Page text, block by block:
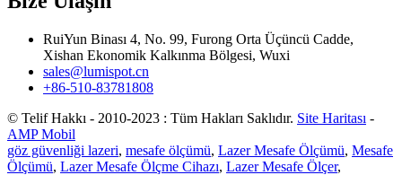
RuiYun Binası 4, No. 99, Furong Orta Üçüncü Cadde,
Xishan Ekonomik Kalkınma Bölgesi, Wuxi
sales@lumispot.cn
+86-510-83781808
© Telif Hakkı - 2010-2023 : Tüm Hakları Saklıdır. Site Haritası -
AMP Mobil
göz güvenliği lazeri, mesafe ölçümü, Lazer Mesafe Ölçümü, Mesafe
Ölçümü, Lazer Mesafe Ölçme Cihazı, Lazer Mesafe Ölçer,